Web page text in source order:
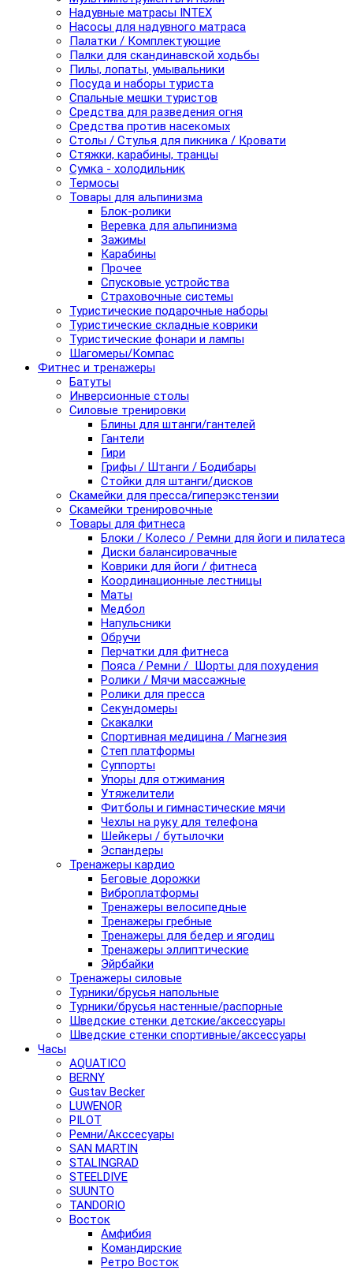
Надувные матрасы INTEX
Насосы для надувного матраса
Палатки / Комплектующие
Палки для скандинавской ходьбы
Пилы, лопаты, умывальники
Посуда и наборы туриста
Спальные мешки туристов
Средства для разведения огня
Средства против насекомых
Столы / Стулья для пикника / Кровати
Стяжки, карабины, транцы
Сумка - холодильник
Термосы
Товары для альпинизма
Блок-ролики
Веревка для альпинизма
Зажимы
Карабины
Прочее
Спусковые устройства
Страховочные системы
Туристические подарочные наборы
Туристические складные коврики
Туристические фонари и лампы
Шагомеры/Компас
Фитнес и тренажеры
Батуты
Инверсионные столы
Силовые тренировки
Блины для штанги/гантелей
Гантели
Гири
Грифы / Штанги / Бодибары
Стойки для штанги/дисков
Скамейки для пресса/гиперэкстензии
Скамейки тренировочные
Товары для фитнеса
Блоки / Колесо / Ремни для йоги и пилатеса
Диски балансировачные
Коврики для йоги / фитнеса
Координационные лестницы
Маты
Медбол
Напульсники
Обручи
Перчатки для фитнеса
Пояса / Ремни / Шорты для похудения
Ролики / Мячи массажные
Ролики для пресса
Секундомеры
Скакалки
Спортивная медицина / Магнезия
Степ платформы
Суппорты
Упоры для отжимания
Утяжелители
Фитболы и гимнастические мячи
Чехлы на руку для телефона
Шейкеры / бутылочки
Эспандеры
Тренажеры кардио
Беговые дорожки
Виброплатформы
Тренажеры велосипедные
Тренажеры гребные
Тренажеры для бедер и ягодиц
Тренажеры эллиптические
Эйрбайки
Тренажеры силовые
Турники/брусья напольные
Турники/брусья настенные/распорные
Шведские стенки детские/аксессуары
Шведские стенки спортивные/аксессуары
Часы
AQUATICO
BERNY
Gustav Becker
LUWENOR
PILOT
Pемни/Акссесуары
SAN MARTIN
STALINGRAD
STEELDIVE
SUUNTO
TANDORIO
Восток
Амфибия
Командирские
Ретро Восток